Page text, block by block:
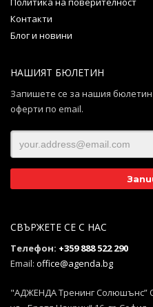
Контакти
Блог и новини
НАШИЯТ БЮЛЕТИН
Запишете се за нашия
оферти по email.
СВЪРЖЕТЕ СЕ С НАС
Телефон: +359 888 522 290
Email: office@agenda.bg
"АДЖЕНДА Тренинг Солюшънс”